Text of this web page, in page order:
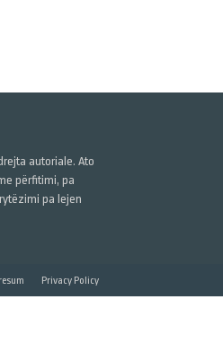
autoriale. Ato
përfitimi, pa
pa lejen
Privacy Policy